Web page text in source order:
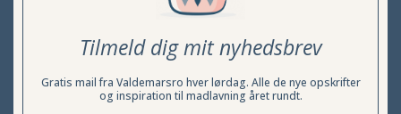
Tilmeld dig mit nyhedsbrev
Gratis mail fra Valdemarsro hver lørdag. Alle de nye opskrifter
og inspiration til madlavning året rundt.